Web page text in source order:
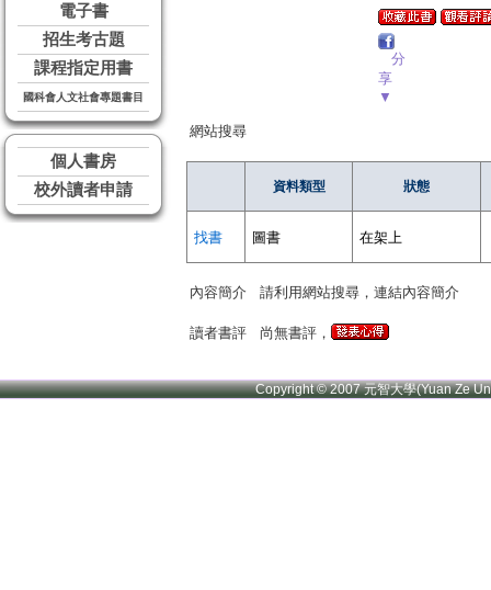
電子書
招生考古題
課程指定用書
國科會人文社會專題書目
個人書房
校外讀者申請
分
享
▼
網站搜尋
資料類型 狀態
找書 圖書 在架上
內容簡介 請利用網站搜尋，連結內容簡介
讀者書評 尚無書評，
Copyright © 2007 元智大學(Yuan Ze